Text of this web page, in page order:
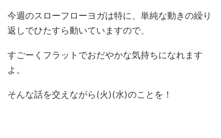
今週のスローフローヨガは特に、単純な動きの繰り
返しでひたすら動いていますので、
すごーくフラットでおだやかな気持ちになれます
よ。
そんな話を交えながら(火)(水)のことを！